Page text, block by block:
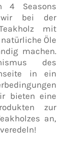
4 Seasons
wir bei der
mit
Öle
machen.
des
in ein
bieten eine
zur
an,